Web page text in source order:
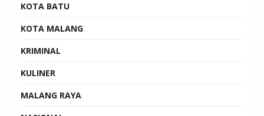
KOTA BATU
KOTA MALANG
KRIMINAL
KULINER
MALANG RAYA